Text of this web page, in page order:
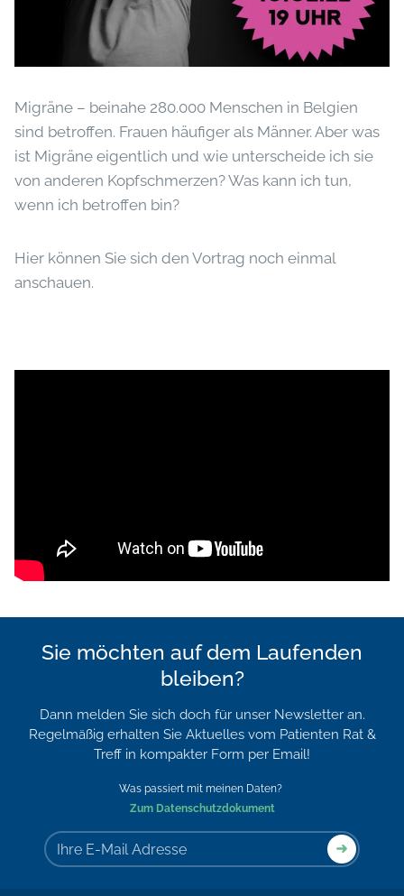
Migräne – beinahe 280.000 Menschen in Belgien
sind betroffen. Frauen häufiger als Männer. Aber was
ist Migräne eigentlich und wie unterscheide ich sie
von anderen Kopfschmerzen? Was kann ich tun,
wenn ich betroffen bin?
Hier können Sie sich den Vortrag noch einmal
anschauen.
Sie möchten auf dem Laufenden
bleiben?
Dann melden Sie sich doch für unser Newsletter an.
Regelmäßig erhalten Sie Aktuelles vom Patienten Rat &
Treff in kompakter Form per Email!
Was passiert mit meinen Daten?
Zum Datenschutzdokument